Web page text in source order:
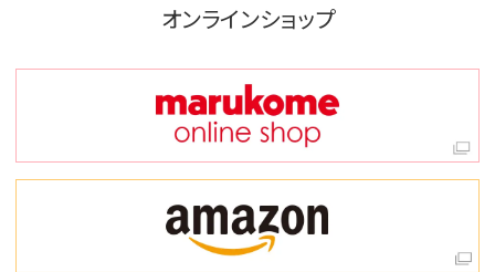
オンラインショップ